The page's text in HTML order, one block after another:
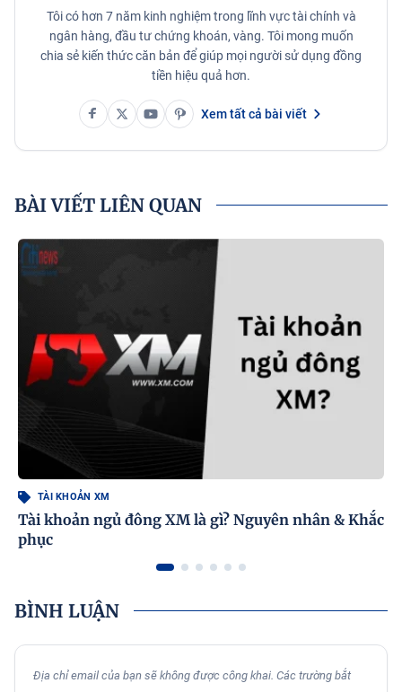
Tôi có hơn 7 năm kinh nghiệm trong lĩnh vực tài chính và
ngân hàng, đầu tư chứng khoán, vàng. Tôi mong muốn
chia sẻ kiến thức căn bản để giúp mọi người sử dụng đồng
tiền hiệu quả hơn.
Xem tất cả bài viết
BÀI VIẾT LIÊN QUAN
TÀI KHOẢN XM
Tài khoản ngủ đông XM là gì? Nguyên nhân & Khắc
phục
BÌNH LUẬN
Địa chỉ email của bạn sẽ không được công khai. Các trường bắt